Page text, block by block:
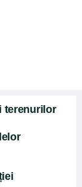
terenurilor